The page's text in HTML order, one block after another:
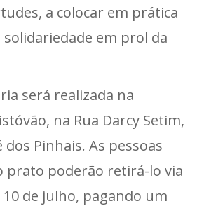
a colocar em prática
solidariedade em prol da
será realizada na
na Rua Darcy Setim,
dos Pinhais. As pessoas
prato poderão retirá-lo via
10 de julho, pagando um